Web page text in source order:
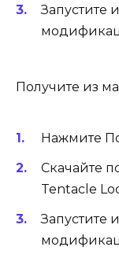
Запустите
Получите из
Нажмите
Скачайте
Tentacle
Запустите